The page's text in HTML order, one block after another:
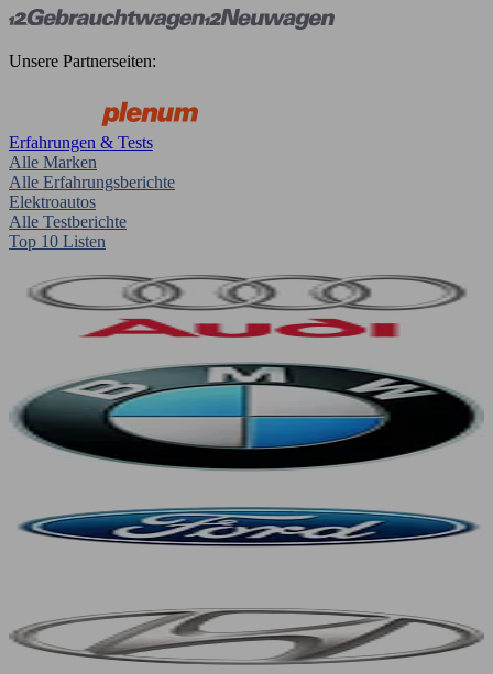
Unsere Partnerseiten:
Erfahrungen & Tests
Alle Marken
Alle Erfahrungsberichte
Elektroautos
Alle Testberichte
Top 10 Listen